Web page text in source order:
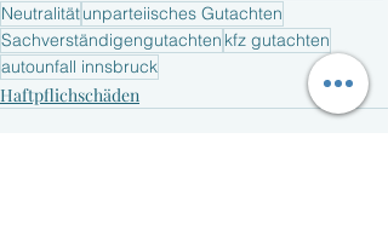
Neutralitätunparteiisches Gutachten
Sachverständigengutachten kfz gutachten
autounfall innsbruck
Haftpflichschäden